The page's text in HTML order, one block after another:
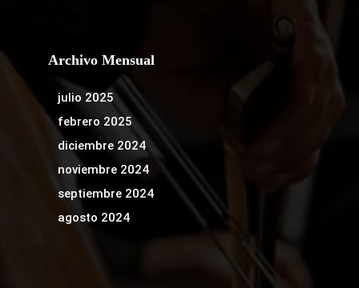
Archivo Mensual
julio 2025
febrero 2025
diciembre 2024
noviembre 2024
septiembre 2024
agosto 2024